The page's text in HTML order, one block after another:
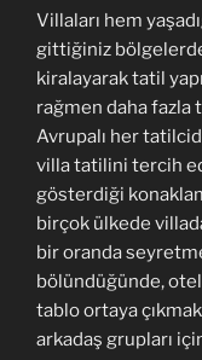
Villaları hem
gittiğiniz
kiralayarak tatil
rağmen daha fazla
Avrupalı her
villa tatilini tercih
gösterdiği
birçok ülkede
bir oranda
bölündüğünde,
tablo ortaya
arkadaş grupları